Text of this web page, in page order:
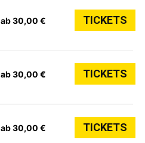
ab 30,00 € TICKETS
ab 30,00 € TICKETS
ab 30,00 € TICKETS